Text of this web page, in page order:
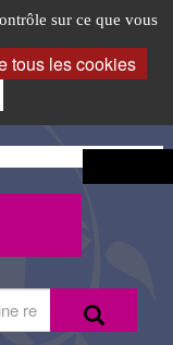
sur ce que vous
tous les cookies